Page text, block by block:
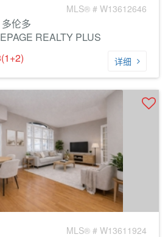
MLS® # W13612646
伦多
REALTY PLUS
详细
MLS® # W13611924